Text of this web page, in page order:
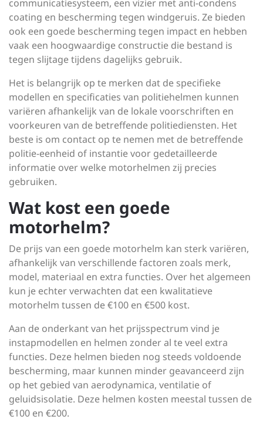
communicatiesysteem, een vizier met anti-condens
coating en bescherming tegen windgeruis. Ze bieden
ook een goede bescherming tegen impact en hebben
vaak een hoogwaardige constructie die bestand is
tegen slijtage tijdens dagelijks gebruik.
Het is belangrijk op te merken dat de specifieke
modellen en specificaties van politiehelmen kunnen
variëren afhankelijk van de lokale voorschriften en
voorkeuren van de betreffende politiediensten. Het
beste is om contact op te nemen met de betreffende
politie-eenheid of instantie voor gedetailleerde
informatie over welke motorhelmen zij precies
gebruiken.
Wat kost een goede
motorhelm?
De prijs van een goede motorhelm kan sterk variëren,
afhankelijk van verschillende factoren zoals merk,
model, materiaal en extra functies. Over het algemeen
kun je echter verwachten dat een kwalitatieve
motorhelm tussen de €100 en €500 kost.
Aan de onderkant van het prijsspectrum vind je
instapmodellen en helmen zonder al te veel extra
functies. Deze helmen bieden nog steeds voldoende
bescherming, maar kunnen minder geavanceerd zijn
op het gebied van aerodynamica, ventilatie of
geluidsisolatie. Deze helmen kosten meestal tussen de
€100 en €200.